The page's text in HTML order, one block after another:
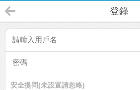
登錄
安全提問(未設置請忽略)